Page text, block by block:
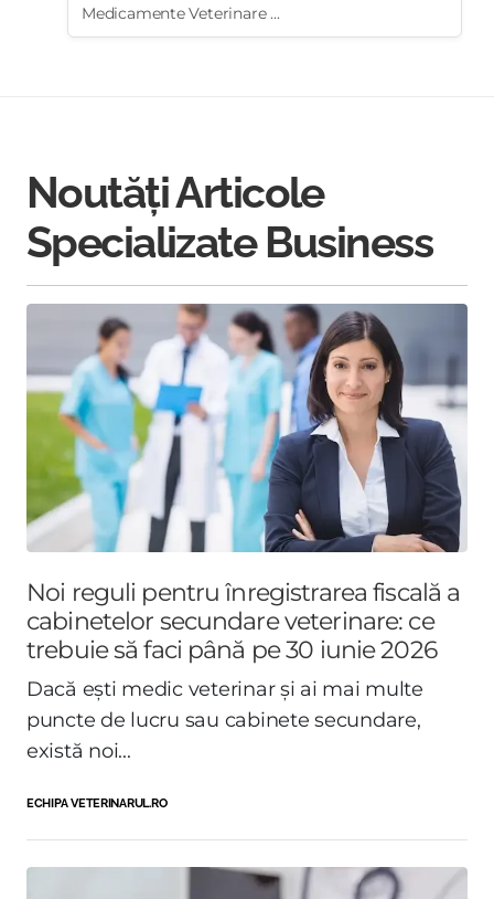
Medicamente Veterinare ...
Noutăți Articole
Specializate Business
Noi reguli pentru înregistrarea fiscală a
cabinetelor secundare veterinare: ce
trebuie să faci până pe 30 iunie 2026
Dacă ești medic veterinar și ai mai multe
puncte de lucru sau cabinete secundare,
există noi...
ECHIPA VETERINARUL.RO